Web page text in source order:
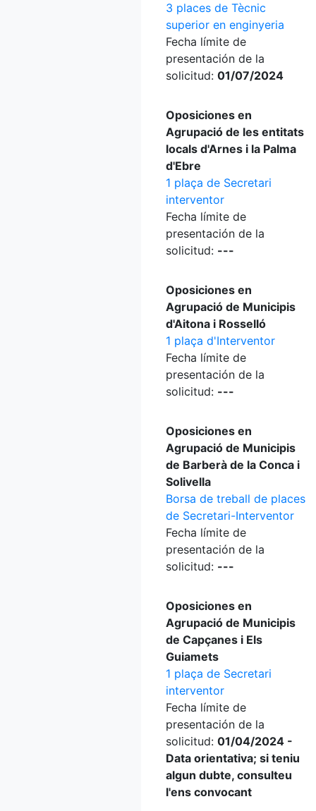
3 places de Tècnic
superior en enginyeria
Fecha límite de
presentación de la
solicitud: 01/07/2024
Oposiciones en
Agrupació de les entitats
locals d'Arnes i la Palma
d'Ebre
1 plaça de Secretari
interventor
Fecha límite de
presentación de la
solicitud: ---
Oposiciones en
Agrupació de Municipis
d'Aitona i Rosselló
1 plaça d'Interventor
Fecha límite de
presentación de la
solicitud: ---
Oposiciones en
Agrupació de Municipis
de Barberà de la Conca i
Solivella
Borsa de treball de places
de Secretari-Interventor
Fecha límite de
presentación de la
solicitud: ---
Oposiciones en
Agrupació de Municipis
de Capçanes i Els
Guiamets
1 plaça de Secretari
interventor
Fecha límite de
presentación de la
solicitud: 01/04/2024 -
Data orientativa; si teniu
algun dubte, consulteu
l'ens convocant